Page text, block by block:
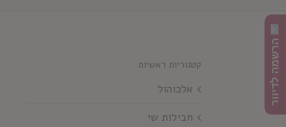
קטגוריות ראשיות
אלכוהול
חבילות שי
הרשמה לדיוור